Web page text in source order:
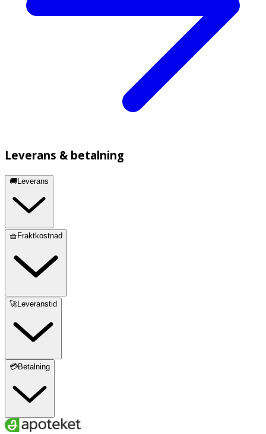
Leverans & betalning
🚚Leverans
🧺Fraktkostnad
🚀Leveranstid
💳Betalning